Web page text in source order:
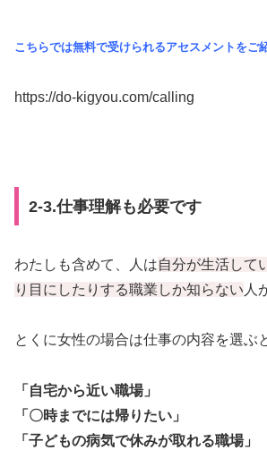
こちらでは無料で受けられるアセスメントをご
https://do-kigyou.com/calling
2-3.仕事理解も必要です
わたしも含めて、人は自分が生活して
り目にしたりする職業しか知らない 人
とくに女性の場合は仕事の内容を選ぶ
「自宅から近い職場」
「〇時までには帰りたい」
「子どもの病気で休みが取れる職場」